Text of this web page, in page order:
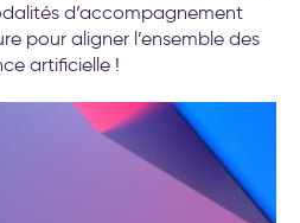
d’accompagnement
pour aligner l’ensemble des
artificielle !